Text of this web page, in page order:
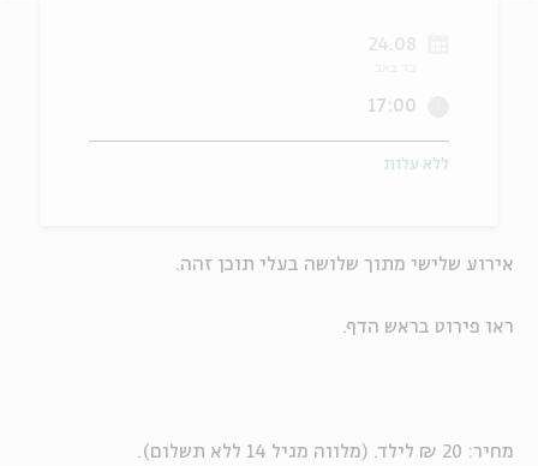
אירוע שלישי מתוך שלושה בעלי תוכן זהה.
ראו פירוט בראש הדף.
מחיר: 20 ₪ לילד. (מלווה מגיל 14 ללא תשלום).
24.08
17:00
ללא עלות